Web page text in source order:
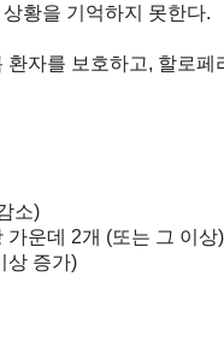
황을 기억하지 못한다.
자를 보호하고, 할로페
소)
운데 2개 (또는 그 이상
증가)